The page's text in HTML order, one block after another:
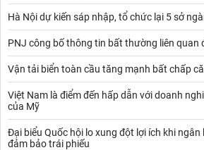
Hà Nội dự kiến sáp nhập, tổ chức lại 5 sở
PNJ công bố thông tin bất thường liên quan
Vận tải biển toàn cầu tăng mạnh bất chấp
Việt Nam là điểm đến hấp dẫn với doanh
của Mỹ
Đại biểu Quốc hội lo xung đột lợi ích khi
đảm bảo trái phiếu